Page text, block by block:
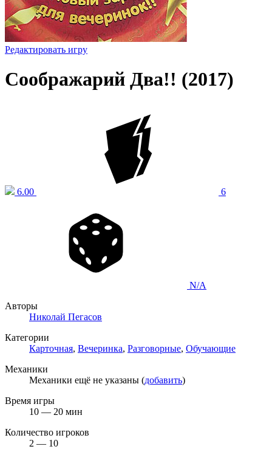
Редактировать игру
Соображарий Два!! (2017)
6.00 6
N/A
Авторы
Николай Пегасов
Категории
Карточная, Вечеринка, Разговорные, Обучающие
Механики
Механики ещё не указаны (добавить)
Время игры
10 — 20 мин
Количество игроков
2 — 10